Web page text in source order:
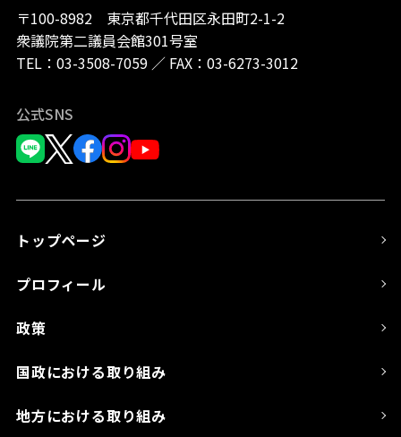
〒100-8982 東京都千代田区永田町2-1-2
衆議院第二議員会館301号室
TEL： 03-3508-7059／ FAX：03-6273-3012
公式SNS
トップページ
プロフィール
政策
国政における取り組み
地方における取り組み